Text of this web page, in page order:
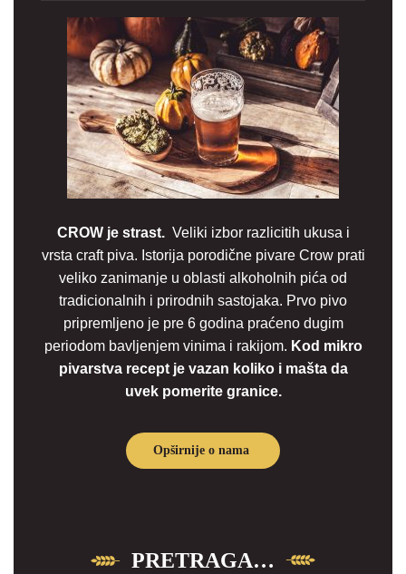
CROW je strast. Veliki izbor razlicitih ukusa i
vrsta craft piva. Istorija porodične pivare Crow prati
veliko zanimanje u oblasti alkoholnih pića od
tradicionalnih i prirodnih sastojaka. Prvo pivo
pripremljeno je pre 6 godina praćeno dugim
periodom bavljenjem vinima i rakijom. Kod mikro
pivarstva recept je vazan koliko i mašta da
uvek pomerite granice.
Opširnije o nama
PRETRAGA…